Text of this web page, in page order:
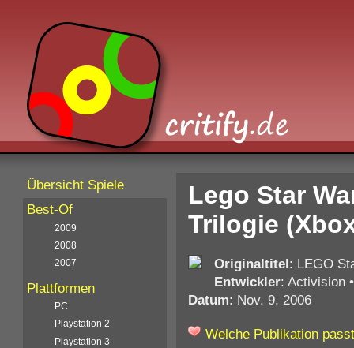
Lego Star
Trilogie
Originaltitel: LEGO
Entwickler: Activision
Datum: Nov. 9, 2006
Welche Publikation
Übersicht Spiele
Best-Of
2009
2008
2007
Plattformen
PC
Playstation 2
Playstation 3